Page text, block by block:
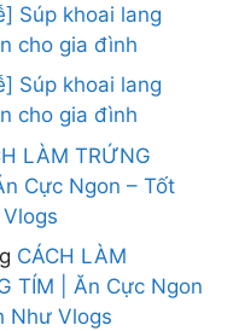
Súp khoai lang
cho gia đình
Súp khoai lang
cho gia đình
LÀM TRỨNG
Cực Ngon – Tốt
CÁCH LÀM
TÍM | Ăn Cực Ngon
Như Vlogs